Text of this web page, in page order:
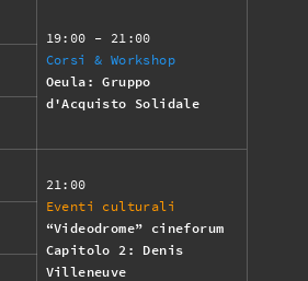
19:00 - 21:00
Corsi & Workshop
Oeula: Gruppo
d'Acquisto Solidale
21:00
Eventi culturali
“Videodrome” cineforum
Capitolo 2: Denis
Villeneuve